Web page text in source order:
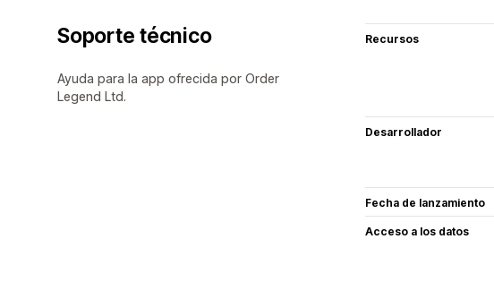
Soporte técnico
Ayuda para la app ofrecida por Order
Legend Ltd.
Recursos
Desarrollador
Fecha de lanzamiento
Acceso a los datos